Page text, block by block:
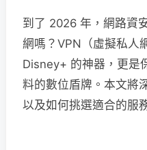
到了 2026 年，網路資
網嗎？VPN（虛擬私人
Disney+ 的神器，更是
料的數位盾牌。本文將
以及如何挑選適合的服